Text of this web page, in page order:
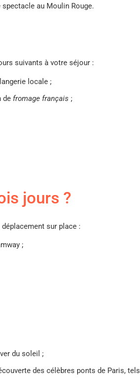
au Moulin Rouge.
suivants à votre séjour :
locale ;
de fromage français ;
jours ?
sur place :
;
du soleil ;
des célèbres ponts de Paris, tels